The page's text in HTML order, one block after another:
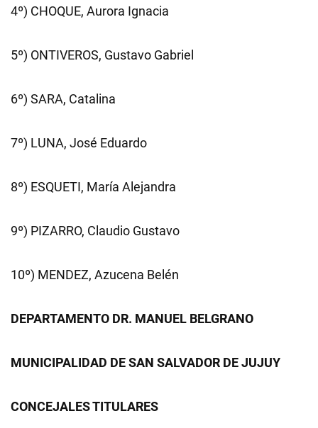
4º) CHOQUE, Aurora Ignacia
5º) ONTIVEROS, Gustavo Gabriel
6º) SARA, Catalina
7º) LUNA, José Eduardo
8º) ESQUETI, María Alejandra
9º) PIZARRO, Claudio Gustavo
10º) MENDEZ, Azucena Belén
DEPARTAMENTO DR. MANUEL BELGRANO
MUNICIPALIDAD DE SAN SALVADOR DE JUJUY
CONCEJALES TITULARES